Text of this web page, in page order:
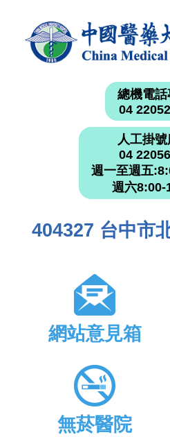
總機電話
04
人工掛
04
週一至週五
週六8:00-
404327 台中市
網站意見箱
無菸醫院